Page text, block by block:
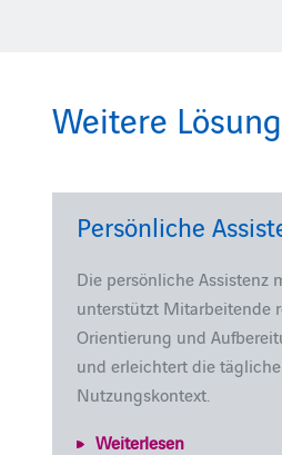
Weitere
Persönliche
Die persönliche Assistenz
unterstützt Mitarbeitende
Orientierung und
und erleichtert die
Nutzungskontext.
Weiterlesen